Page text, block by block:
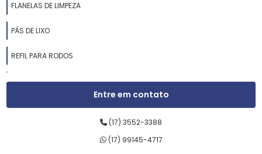
FLANELAS DE LIMPEZA
PÁS DE LIXO
REFIL PARA RODOS
RODOS DE ALUMÍNIO
RODOS DE BORRACHA
Entre em contato
(17) 3552-3388
(17) 99145-4717